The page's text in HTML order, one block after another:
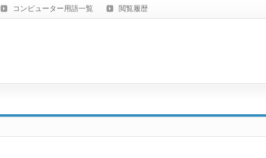
コンピューター用語一覧 閲覧履歴